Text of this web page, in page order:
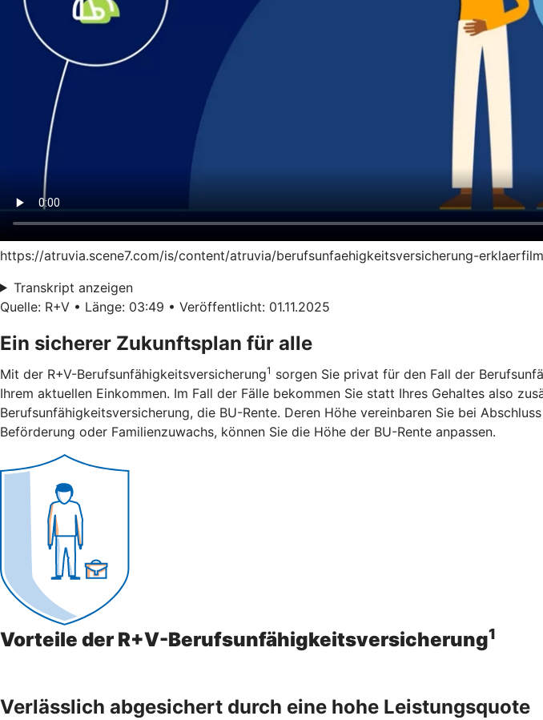
https://atruvia.scene7.com/is/content/atruvia/berufsunfaehigkeitsversicherung-
Transkript anzeigen
Quelle: R+V • Länge: 03:49 • Veröffentlicht: 01.11.2025
Ein sicherer Zukunftsplan für alle
Mit der R+V-Berufsunfähigkeitsversicherung1 sorgen Sie privat für den Fall der
Ihrem aktuellen Einkommen. Im Fall der Fälle bekommen Sie statt Ihres Gehaltes also
Berufsunfähigkeitsversicherung, die BU-Rente. Deren Höhe vereinbaren Sie bei
Beförderung oder Familienzuwachs, können Sie die Höhe der BU-Rente anpassen.
Vorteile der R+V-Berufsunfähigkeitsversicherung1
Verlässlich abgesichert durch eine hohe Leistungsquote